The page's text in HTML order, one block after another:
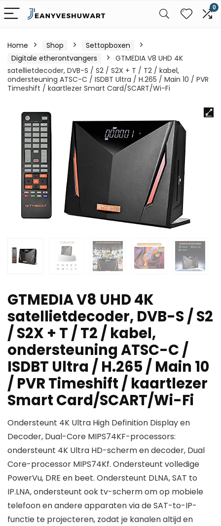
0
Home Shop
Settopboxen
Digitale etherontvangers
GTMEDIA V8 UHD 4K
satellietdecoder, DVB-S / S2 / S2X + T / T2 / kabel,
ondersteuning ATSC-C / ISDBT Ultra / H.265 / Main 10 / PVR
Timeshift / kaartlezer Smart Card/SCART/Wi-Fi
GTMEDIA V8 UHD 4K
satellietdecoder, DVB-S / S2
/ S2X + T / T2 / kabel,
ondersteuning ATSC-C /
ISDBT Ultra / H.265 / Main 10
/ PVR Timeshift / kaartlezer
Smart Card/SCART/Wi-Fi
Ondersteunt 4K Ultra High Definition Display en
Decoder, Dual-Core MIPS74KF-processors:
ondersteunt 4K Ultra HD-scherm en decoder, Dual
Core-processor MIPS74Kf. Ondersteunt volledige
PowerVu, DRE en beet. Ondersteunt DLNA, SAT to
IP.LNA, ondersteunt ook tv-scherm om op mobiele
telefoon en andere apparaten via de SAT-to-IP-
functie te projecteren, zodat je kanalen altijd en